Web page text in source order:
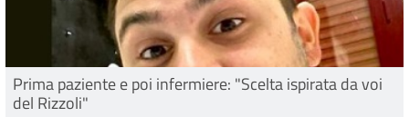
Prima paziente e poi infermiere: "Scelta ispirata da voi
del Rizzoli"